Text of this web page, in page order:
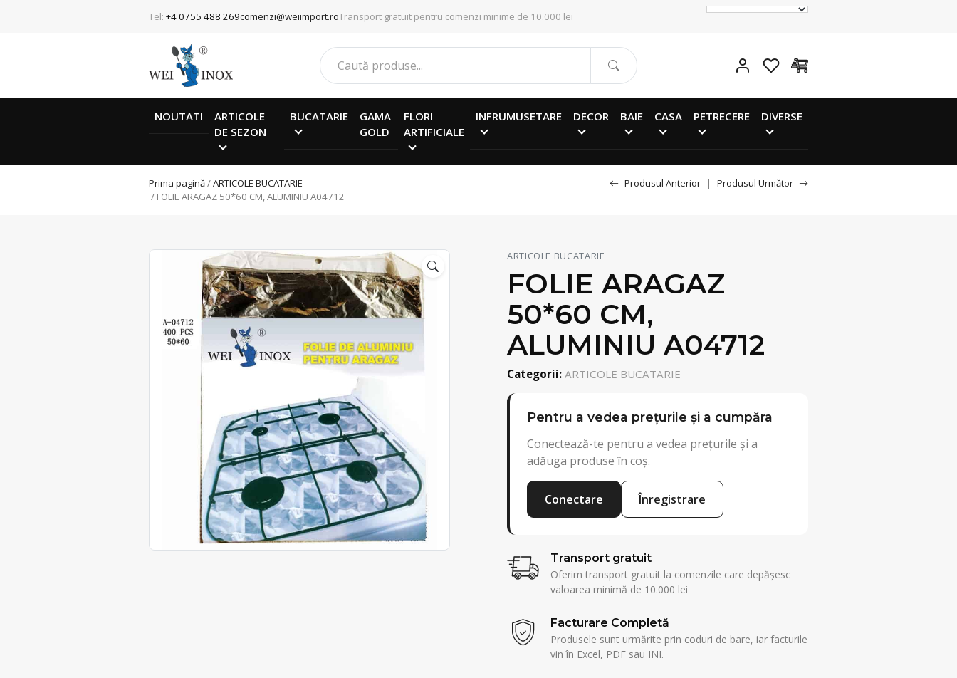
Tel: +4 0755 488 269comenzi@weiimport.roTransport gratuit pentru comenzi minime de 10.000 lei
NOUTATI
ARTICOLE
DE SEZON
BUCATARIE
GAMA
GOLD
FLORI
ARTIFICIALE
INFRUMUSETARE DECOR BAIE CASA PETRECERE DIVERSE
Prima pagină/ARTICOLE BUCATARIE
/ FOLIE ARAGAZ 50*60 CM, ALUMINIU A04712
Produsul Anterior | Produsul Următor
ARTICOLE BUCATARIE
FOLIE ARAGAZ
50*60 CM,
ALUMINIU A04712
Categorii: ARTICOLE BUCATARIE
Pentru a vedea prețurile și a cumpăra
Conectează-te pentru a vedea prețurile și a
adăuga produse în coș.
Conectare Înregistrare
Transport gratuit
Oferim transport gratuit la comenzile care depășesc
valoarea minimă de 10.000 lei
Facturare Completă
Produsele sunt urmărite prin coduri de bare, iar facturile
vin în Excel, PDF sau INI.